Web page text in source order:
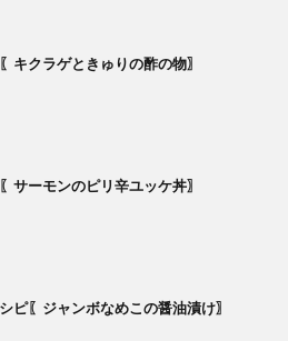
キクラゲときゅりの酢の物〗
サーモンのピリ辛ユッケ丼〗
ピ〖ジャンボなめこの醤油漬け〗